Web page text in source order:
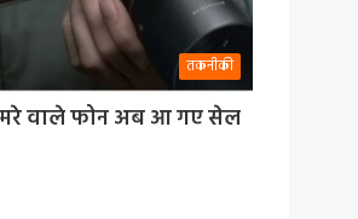
तकनीकी
वाले फोन अब आ गए सेल